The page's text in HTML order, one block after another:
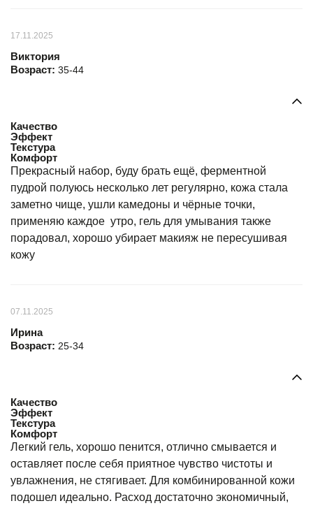
17.11.2025
Виктория
Возраст: 35-44
Качество
Эффект
Текстура
Комфорт
Прекрасный набор, буду брать ещё, ферментной
пудрой полуюсь несколько лет регулярно, кожа стала
заметно чище, ушли камедоны и чёрные точки,
применяю каждое утро, гель для умывания также
порадовал, хорошо убирает макияж не пересушивая
кожу
07.11.2025
Ирина
Возраст: 25-34
Качество
Эффект
Текстура
Комфорт
Легкий гель, хорошо пенится, отлично смывается и
оставляет после себя приятное чувство чистоты и
увлажнения, не стягивает. Для комбинированной кожи
подошел идеально. Расход достаточно экономичный,